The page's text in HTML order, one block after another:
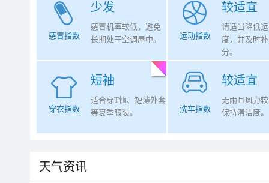
少发
感冒指数
感冒机率较低，避免
长期处于空调屋中。
较适宜
运动指数
请适当降低
度，并及时
分。
短袖
穿衣指数
适合穿T恤、短薄外套
等夏季服装。
较适宜
洗车指数
无雨且风力
保持清洁度。
天气资讯